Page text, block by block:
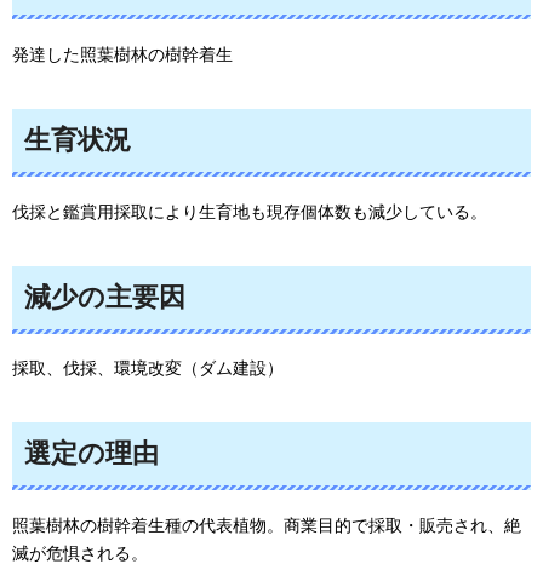
発達した照葉樹林の樹幹着生
生育状況
伐採と鑑賞用採取により生育地も現存個体数も減少している。
減少の主要因
採取、伐採、環境改変（ダム建設）
選定の理由
照葉樹林の樹幹着生種の代表植物。商業目的で採取・販売され、絶
滅が危惧される。